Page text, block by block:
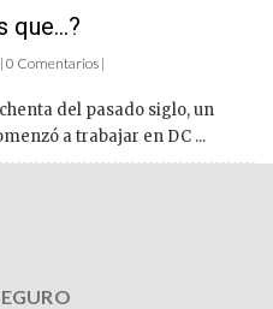
que…?
0 Comentarios |
del pasado siglo, un
a trabajar en DC ...